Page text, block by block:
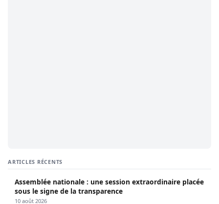
ARTICLES RÉCENTS
Assemblée nationale : une session extraordinaire placée
sous le signe de la transparence
10 août 2026